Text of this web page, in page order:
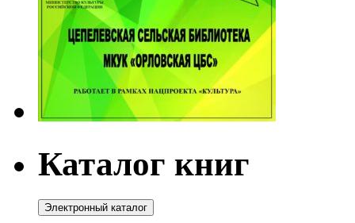
Каталог книг